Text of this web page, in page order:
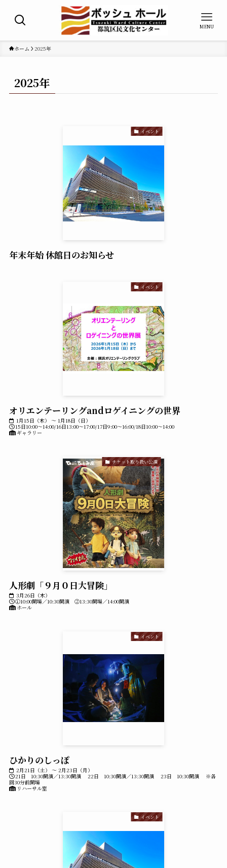
MENU
ホーム 2025年
2025年
イベント
年末年始 休館日のお知らせ
イベント
オリエンテーリングandロゲイニングの世界
1月15日（木） ～ 1月18日（日）
15日10:00～14:00/16日13:00～17:00/17日9:00～16:00/18日10:00～14:00
ギャラリー
チケット取り扱い公演
人形劇「９月０日大冒険」
3月26日（木）
①10:00開場／10:30開演 ②13:30開場／14:00開演
ホール
イベント
ひかりのしっぽ
2月21日（土） ～ 2月23日（月）
21日 10:30開演／13:30開演 22日 10:30開演／13:30開演 23日 10:30開演 ※各
回30分前開場
リハーサル室
イベント